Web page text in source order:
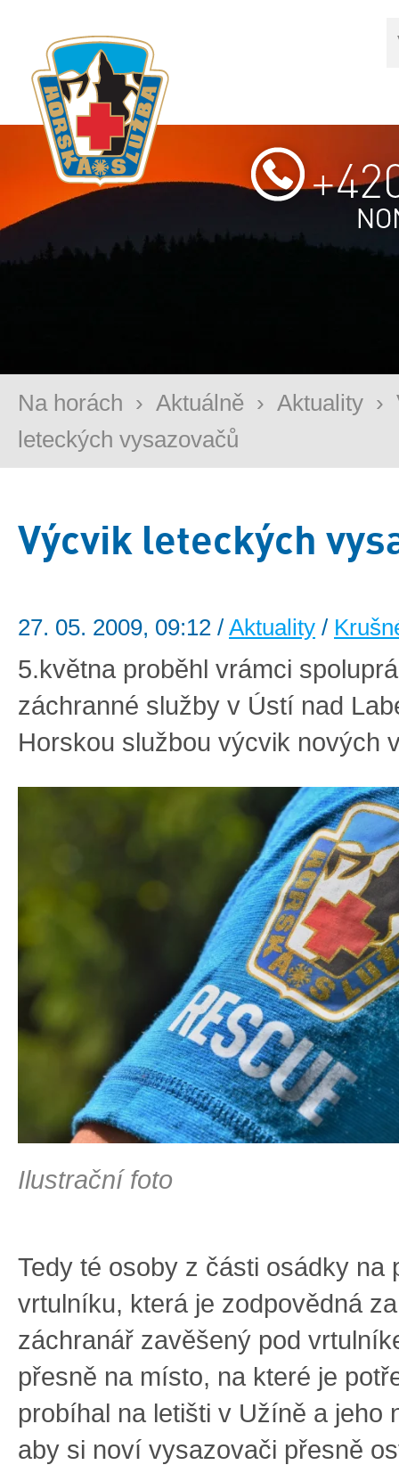
Na horách › Aktuálně › Aktuality ›
leteckých vysazovačů
Výcvik leteckých
27. 05. 2009, 09:12 / Aktuality /
5.května proběhl vrámci
záchranné služby v Ústí nad
Horskou službou výcvik nových
Ilustrační foto
Tedy té osoby z části osádky na
vrtulníku, která je zodpovědná
záchranář zavěšený pod
přesně na místo, na které je
probíhal na letišti v Užíně a jeho
aby si noví vysazovači přesně